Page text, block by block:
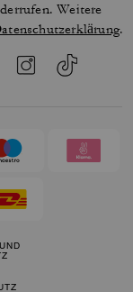
Weitere
.